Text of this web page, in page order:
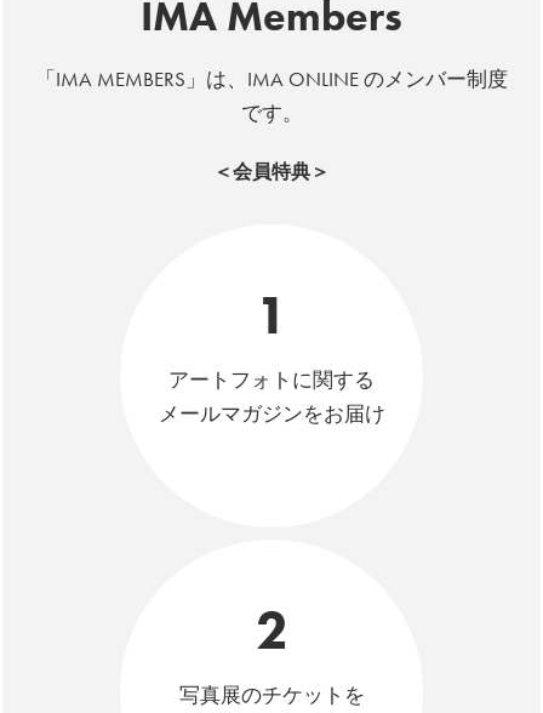
IMA Members
「IMA MEMBERS」は、IMA ONLINE のメンバー制度
です。
＜会員特典＞
1
アートフォトに関する
メールマガジンをお届け
2
写真展のチケットを